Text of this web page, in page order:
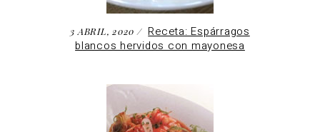
3 ABRIL, 2020
Receta: Espárragos
blancos hervidos con mayonesa